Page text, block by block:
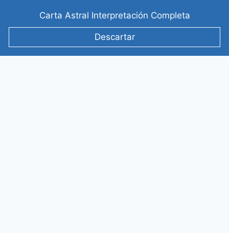
Carta Astral Interpretación Completa
Descartar